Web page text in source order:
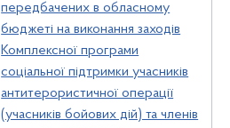
передбачених в обласному
бюджеті на виконання заходів
Комплексної програми
соціальної підтримки учасників
антитерористичної операції
(учасників бойових дій) та членів